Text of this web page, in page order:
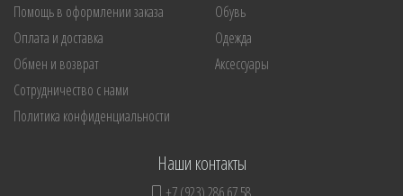
Помощь в оформлении заказа
Оплата и доставка
Обмен и возврат
Сотрудничество с нами
Политика конфиденциальности
Обувь
Одежда
Аксессуары
Наши контакты